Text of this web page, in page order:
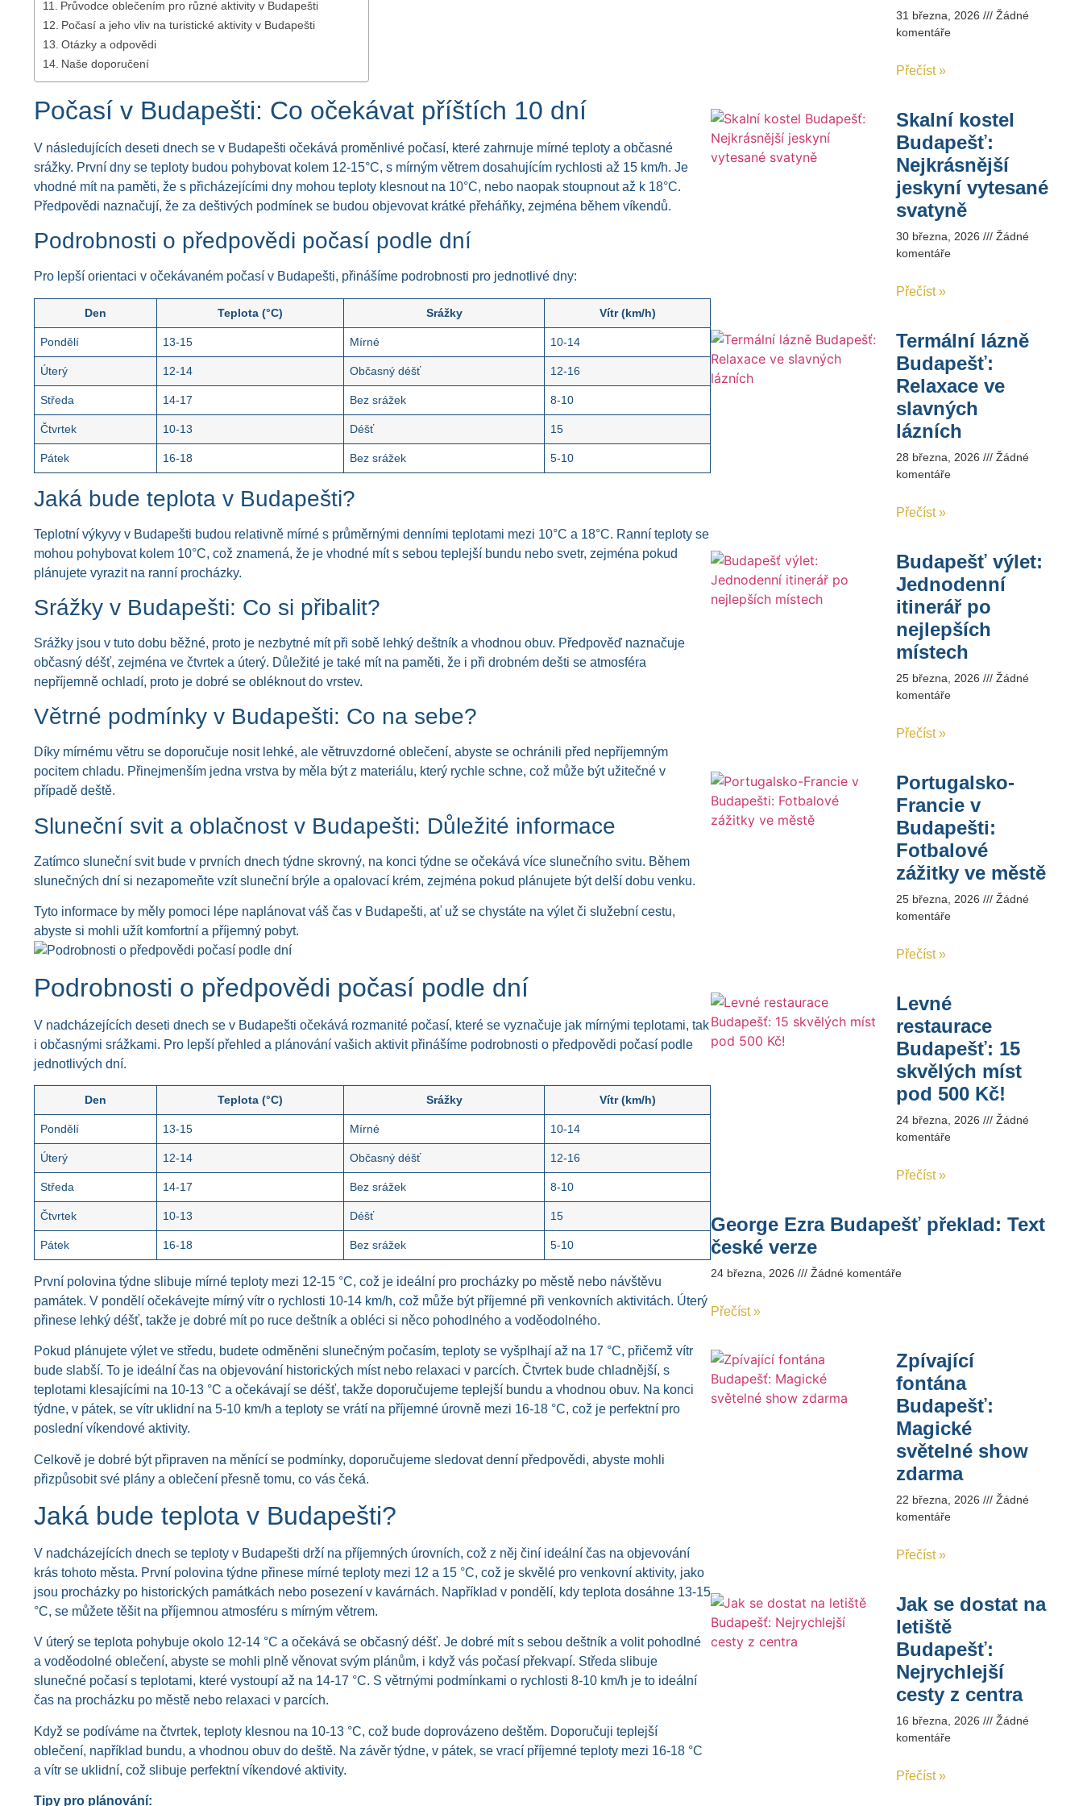
Průvodce oblečením pro různé aktivity v Budapešti
Počasí a jeho vliv na turistické aktivity v Budapešti
Otázky a odpovědi
Naše doporučení
Počasí v Budapešti: Co očekávat příštích 10 dní
V následujících deseti dnech se v Budapešti očekává proměnlivé počasí, které zahrnuje mírné teploty a občasné
srážky. První dny se teploty budou pohybovat kolem 12-15°C, s mírným větrem dosahujícím rychlosti až 15 km/h. Je
vhodné mít na paměti, že s přicházejícími dny mohou teploty klesnout na 10°C, nebo naopak stoupnout až k 18°C.
Předpovědi naznačují, že za deštivých podmínek se budou objevovat krátké přeháňky, zejména během víkendů.
Podrobnosti o předpovědi počasí podle dní
Pro lepší orientaci v očekávaném počasí v Budapešti, přinášíme podrobnosti pro jednotlivé dny:
Den Teplota (°C) Srážky Vítr (km/h)
Pondělí 13-15 Mírné 10-14
Úterý 12-14 Občasný déšť 12-16
Středa 14-17 Bez srážek 8-10
Čtvrtek 10-13 Déšť 15
Pátek 16-18 Bez srážek 5-10
Jaká bude teplota v Budapešti?
Teplotní výkyvy v Budapešti budou relativně mírné s průměrnými denními teplotami mezi 10°C a 18°C. Ranní teploty se
mohou pohybovat kolem 10°C, což znamená, že je vhodné mít s sebou teplejší bundu nebo svetr, zejména pokud
plánujete vyrazit na ranní procházky.
Srážky v Budapešti: Co si přibalit?
Srážky jsou v tuto dobu běžné, proto je nezbytné mít při sobě lehký deštník a vhodnou obuv. Předpověď naznačuje
občasný déšť, zejména ve čtvrtek a úterý. Důležité je také mít na paměti, že i při drobném dešti se atmosféra
nepříjemně ochladí, proto je dobré se obléknout do vrstev.
Větrné podmínky v Budapešti: Co na sebe?
Díky mírnému větru se doporučuje nosit lehké, ale větruvzdorné oblečení, abyste se ochránili před nepříjemným
pocitem chladu. Přinejmenším jedna vrstva by měla být z materiálu, který rychle schne, což může být užitečné v
případě deště.
Sluneční svit a oblačnost v Budapešti: Důležité informace
Zatímco sluneční svit bude v prvních dnech týdne skrovný, na konci týdne se očekává více slunečního svitu. Během
slunečných dní si nezapomeňte vzít sluneční brýle a opalovací krém, zejména pokud plánujete být delší dobu venku.
Tyto informace by měly pomoci lépe naplánovat váš čas v Budapešti, ať už se chystáte na výlet či služební cestu,
abyste si mohli užít komfortní a příjemný pobyt.
Podrobnosti o předpovědi počasí podle dní
V nadcházejících deseti dnech se v Budapešti očekává rozmanité počasí, které se vyznačuje jak mírnými teplotami, tak
i občasnými srážkami. Pro lepší přehled a plánování vašich aktivit přinášíme podrobnosti o předpovědi počasí podle
jednotlivých dní.
Den Teplota (°C) Srážky Vítr (km/h)
Pondělí 13-15 Mírné 10-14
Úterý 12-14 Občasný déšť 12-16
Středa 14-17 Bez srážek 8-10
Čtvrtek 10-13 Déšť 15
Pátek 16-18 Bez srážek 5-10
První polovina týdne slibuje mírné teploty mezi 12-15 °C, což je ideální pro procházky po městě nebo návštěvu
památek. V pondělí očekávejte mírný vítr o rychlosti 10-14 km/h, což může být příjemné při venkovních aktivitách. Úterý
přinese lehký déšť, takže je dobré mít po ruce deštník a obléci si něco pohodlného a voděodolného.
Pokud plánujete výlet ve středu, budete odměněni slunečným počasím, teploty se vyšplhají až na 17 °C, přičemž vítr
bude slabší. To je ideální čas na objevování historických míst nebo relaxaci v parcích. Čtvrtek bude chladnější, s
teplotami klesajícími na 10-13 °C a očekávají se déšť, takže doporučujeme teplejší bundu a vhodnou obuv. Na konci
týdne, v pátek, se vítr uklidní na 5-10 km/h a teploty se vrátí na příjemné úrovně mezi 16-18 °C, což je perfektní pro
poslední víkendové aktivity.
Celkově je dobré být připraven na měnící se podmínky, doporučujeme sledovat denní předpovědi, abyste mohli
přizpůsobit své plány a oblečení přesně tomu, co vás čeká.
Jaká bude teplota v Budapešti?
V nadcházejících dnech se teploty v Budapešti drží na příjemných úrovních, což z něj činí ideální čas na objevování
krás tohoto města. První polovina týdne přinese mírné teploty mezi 12 a 15 °C, což je skvělé pro venkovní aktivity, jako
jsou procházky po historických památkách nebo posezení v kavárnách. Například v pondělí, kdy teplota dosáhne 13-15
°C, se můžete těšit na příjemnou atmosféru s mírným větrem.
V úterý se teplota pohybuje okolo 12-14 °C a očekává se občasný déšť. Je dobré mít s sebou deštník a volit pohodlné
a voděodolné oblečení, abyste se mohli plně věnovat svým plánům, i když vás počasí překvapí. Středa slibuje
slunečné počasí s teplotami, které vystoupí až na 14-17 °C. S větrnými podmínkami o rychlosti 8-10 km/h je to ideální
čas na procházku po městě nebo relaxaci v parcích.
Když se podíváme na čtvrtek, teploty klesnou na 10-13 °C, což bude doprovázeno deštěm. Doporučuji teplejší
oblečení, například bundu, a vhodnou obuv do deště. Na závěr týdne, v pátek, se vrací příjemné teploty mezi 16-18 °C
a vítr se uklidní, což slibuje perfektní víkendové aktivity.
Tipy pro plánování:
31 března, 2026
Žádné
komentáře
Přečíst »
Skalní kostel
Budapešť:
Nejkrásnější
jeskyní vytesané
svatyně
30 března, 2026
Žádné
komentáře
Přečíst »
Termální lázně
Budapešť:
Relaxace ve
slavných
lázních
28 března, 2026
Žádné
komentáře
Přečíst »
Budapešť výlet:
Jednodenní
itinerář po
nejlepších
místech
25 března, 2026
Žádné
komentáře
Přečíst »
Portugalsko-
Francie v
Budapešti:
Fotbalové
zážitky ve městě
25 března, 2026
Žádné
komentáře
Přečíst »
Levné
restaurace
Budapešť: 15
skvělých míst
pod 500 Kč!
24 března, 2026
Žádné
komentáře
Přečíst »
George Ezra Budapešť překlad: Text
české verze
24 března, 2026 Žádné komentáře
Přečíst »
Zpívající
fontána
Budapešť:
Magické
světelné show
zdarma
22 března, 2026
Žádné
komentáře
Přečíst »
Jak se dostat na
letiště
Budapešť:
Nejrychlejší
cesty z centra
16 března, 2026
Žádné
komentáře
Přečíst »